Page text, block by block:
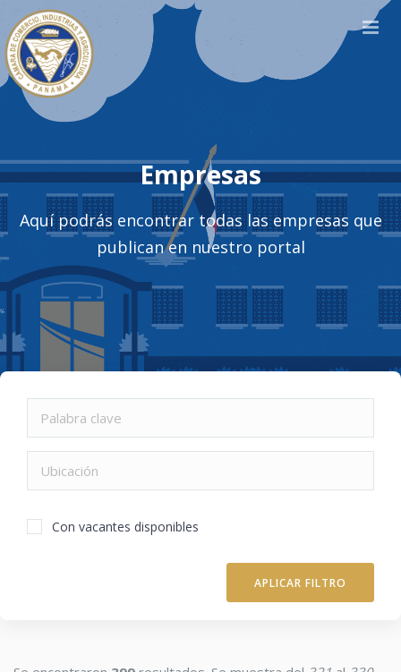
Empresas
Aquí podrás encontrar todas las empresas que
publican en nuestro portal
Con vacantes disponibles
APLICAR FILTRO